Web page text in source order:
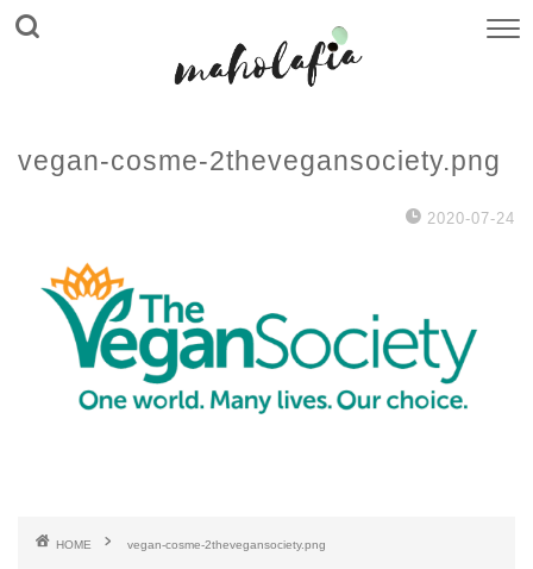
vegan-cosme-2thevegansociety.png
2020-07-24
HOME vegan-cosme-2thevegansociety.png